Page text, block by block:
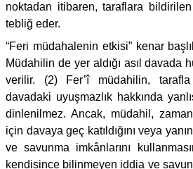
noktadan itibaren, taraflara
tebliğ eder.
“Feri müdahalenin etkisi” kenar
Müdahilin de yer aldığı asıl davada
verilir. (2) Fer’î müdahilin,
davadaki uyuşmazlık hakkında
dinlenilmez. Ancak, müdahil,
için davaya geç katıldığını veya
ve savunma imkânlarını
kendisince bilinmeyen iddia ve